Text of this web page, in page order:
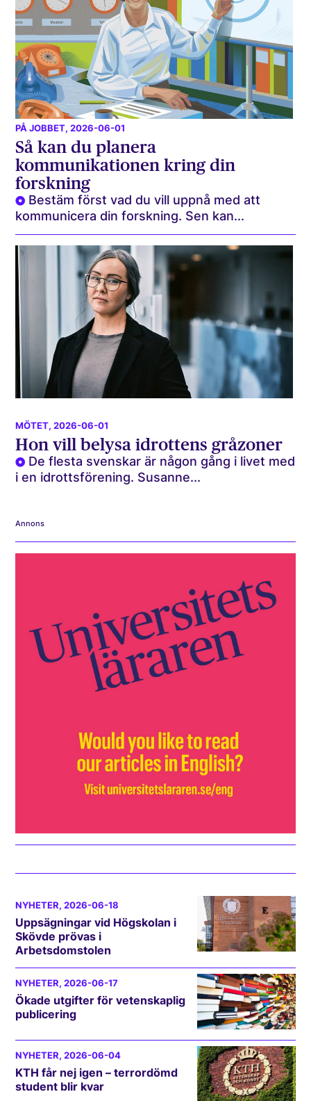
PÅ JOBBET, 2026-06-01
Så kan du planera
kommunikationen kring din
forskning
Bestäm först vad du vill uppnå med att
kommunicera din forskning. Sen kan...
MÖTET, 2026-06-01
Hon vill belysa idrottens gråzoner
De flesta svenskar är någon gång i livet med
i en idrottsförening. Susanne...
Annons
NYHETER, 2026-06-18
Uppsägningar vid Högskolan i
Skövde prövas i
Arbetsdomstolen
NYHETER, 2026-06-17
Ökade utgifter för vetenskaplig
publicering
NYHETER, 2026-06-04
KTH får nej igen – terrordömd
student blir kvar